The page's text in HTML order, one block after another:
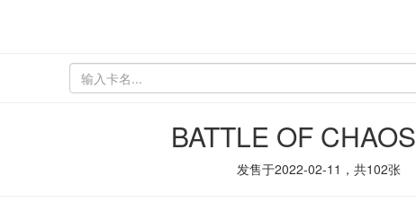
BATTLE OF CHAOS
发售于2022-02-11 ，共102张